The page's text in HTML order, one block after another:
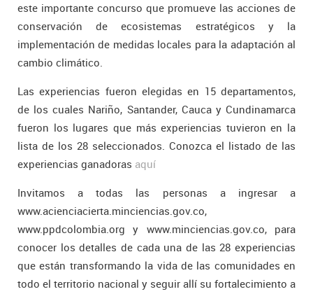
este importante concurso que promueve las acciones de
conservación de ecosistemas estratégicos y la
implementación de medidas locales para la adaptación al
cambio climático.
Las experiencias fueron elegidas en 15 departamentos,
de los cuales Nariño, Santander, Cauca y Cundinamarca
fueron los lugares que más experiencias tuvieron en la
lista de los 28 seleccionados. Conozca el listado de las
experiencias ganadoras aquí
Invitamos a todas las personas a ingresar a
www.acienciacierta.minciencias.gov.co,
www.ppdcolombia.org y www.minciencias.gov.co, para
conocer los detalles de cada una de las 28 experiencias
que están transformando la vida de las comunidades en
todo el territorio nacional y seguir allí su fortalecimiento a